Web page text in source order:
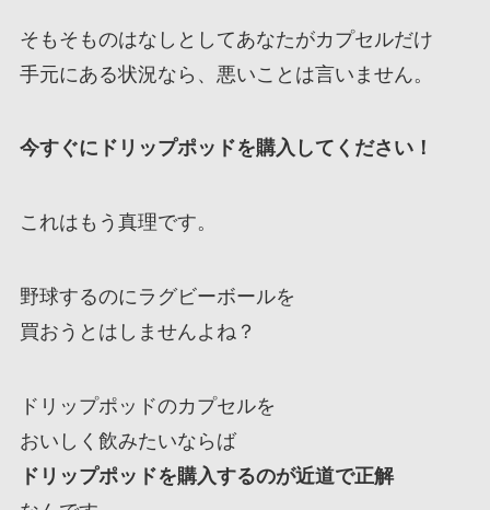
そもそものはなしとしてあなたがカプセルだけ
手元にある状況なら、悪いことは言いません。
今すぐにドリップポッドを購入してください！
これはもう真理です。
野球するのにラグビーボールを
買おうとはしませんよね？
ドリップポッドのカプセルを
おいしく飲みたいならば
ドリップポッドを購入するのが近道で正解